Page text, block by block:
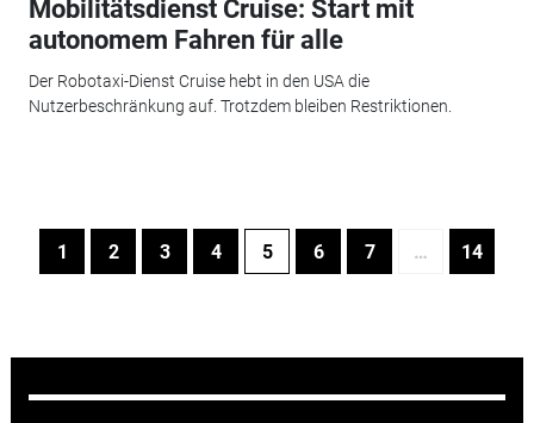
Mobilitätsdienst Cruise: Start mit
autonomem Fahren für alle
Der Robotaxi-Dienst Cruise hebt in den USA die
Nutzerbeschränkung auf. Trotzdem bleiben Restriktionen.
1 2 3 4 5 6 7 … 14